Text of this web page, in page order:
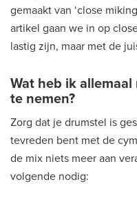
gemaakt van ‘close
artikel gaan we in op
lastig zijn, maar met de
Wat heb ik
te nemen?
Zorg dat je drumstel is
tevreden bent met de
de mix niets meer aan
volgende nodig: